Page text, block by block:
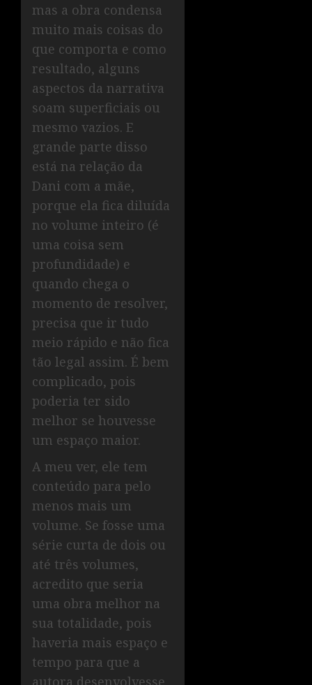
mas a obra condensa
muito mais coisas do
que comporta e como
resultado, alguns
aspectos da narrativa
soam superficiais ou
mesmo vazios. E
grande parte disso
está na relação da
Dani com a mãe,
porque ela fica diluída
no volume inteiro (é
uma coisa sem
profundidade) e
quando chega o
momento de resolver,
precisa que ir tudo
meio rápido e não fica
tão legal assim. É bem
complicado, pois
poderia ter sido
melhor se houvesse
um espaço maior.
A meu ver, ele tem
conteúdo para pelo
menos mais um
volume. Se fosse uma
série curta de dois ou
até três volumes,
acredito que seria
uma obra melhor na
sua totalidade, pois
haveria mais espaço e
tempo para que a
autora desenvolvesse